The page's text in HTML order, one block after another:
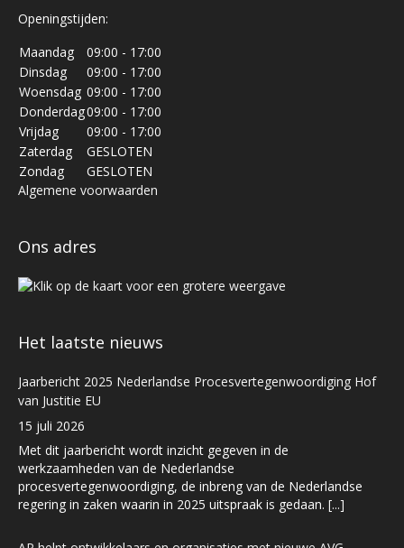
Openingstijden:
Maandag
09:00 - 17:00
Dinsdag
09:00 - 17:00
Woensdag 09:00 - 17:00
Donderdag09:00 - 17:00
Vrijdag
09:00 - 17:00
Zaterdag
GESLOTEN
Zondag
GESLOTEN
Algemene voorwaarden
Ons adres
Het laatste nieuws
Jaarbericht 2025 Nederlandse Procesvertegenwoordiging Hof
van Justitie EU
15 juli 2026
Met dit jaarbericht wordt inzicht gegeven in de
werkzaamheden van de Nederlandse
procesvertegenwoordiging, de inbreng van de Nederlandse
regering in zaken waarin in 2025 uitspraak is gedaan. [...]